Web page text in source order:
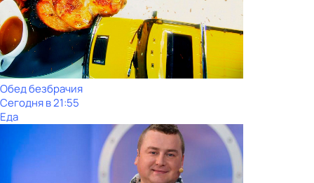
Обед безбрачия
Сегодня в 21:55
Еда